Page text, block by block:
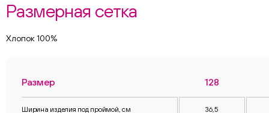
Размерная сетка
Хлопок 100%
Размер 128
Ширина изделия под проймой, см 36,5